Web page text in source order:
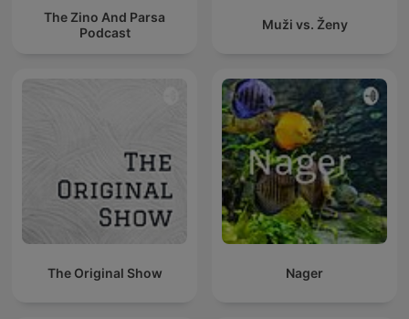
The Zino And Parsa
Podcast
Muži vs. Ženy
The Original Show Nager